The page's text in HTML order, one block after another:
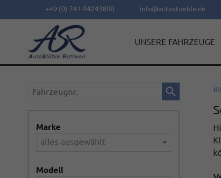
+49 (0) 741-94243800 info@autostueble.de
UNSERE FAHRZEUGE
Fahrzeugnr.
Marke
alles ausgewählt
Modell